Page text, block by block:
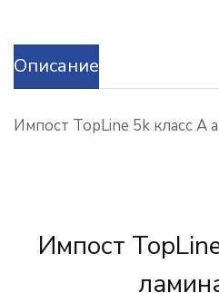
Описание
Импост TopLine 5k класс А
Импост